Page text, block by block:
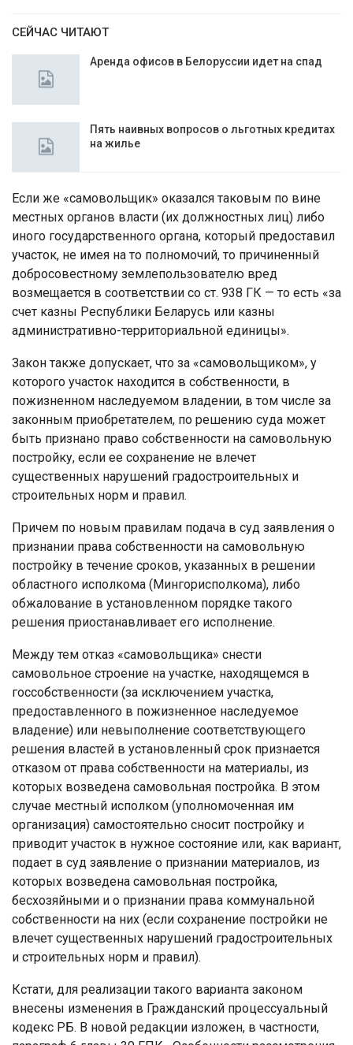
СЕЙЧАС ЧИТАЮТ
Аренда офисов в Белоруссии идет на спад
Пять наивных вопросов о льготных кредитах
на жилье
Если же «самовольщик» оказался таковым по вине
местных органов власти (их должностных лиц) либо
иного государственного органа, который предоставил
участок, не имея на то полномочий, то причиненный
добросовестному землепользователю вред
возмещается в соответствии со ст. 938 ГК — то есть «за
счет казны Республики Беларусь или казны
административно-территориальной единицы».
Закон также допускает, что за «самовольщиком», у
которого участок находится в собственности, в
пожизненном наследуемом владении, в том числе за
законным приобретателем, по решению суда может
быть признано право собственности на самовольную
постройку, если ее сохранение не влечет
существенных нарушений градостроительных и
строительных норм и правил.
Причем по новым правилам подача в суд заявления о
признании права собственности на самовольную
постройку в течение сроков, указанных в решении
областного исполкома (Мингорисполкома), либо
обжалование в установленном порядке такого
решения приостанавливает его исполнение.
Между тем отказ «самовольщика» снести
самовольное строение на участке, находящемся в
госсобственности (за исключением участка,
предоставленного в пожизненное наследуемое
владение) или невыполнение соответствующего
решения властей в установленный срок признается
отказом от права собственности на материалы, из
которых возведена самовольная постройка. В этом
случае местный исполком (уполномоченная им
организация) самостоятельно сносит постройку и
приводит участок в нужное состояние или, как вариант,
подает в суд заявление о признании материалов, из
которых возведена самовольная постройка,
бесхозяйными и о признании права коммунальной
собственности на них (если сохранение постройки не
влечет существенных нарушений градостроительных
и строительных норм и правил).
Кстати, для реализации такого варианта законом
внесены изменения в Гражданский процессуальный
кодекс РБ. В новой редакции изложен, в частности,